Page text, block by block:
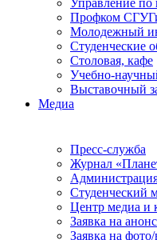
Управление по
Профком
Молодежный
Студенческие
Столовая, кафе
Учебно-
Выставочный
Медиа
Пресс-служба
Журнал
Студенческий
Центр медиа и
Заявка на
Заявка на